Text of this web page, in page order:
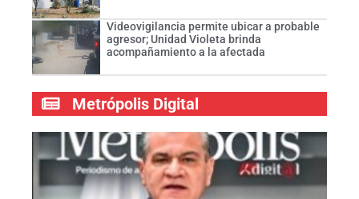
Videovigilancia permite ubicar a probable
agresor; Unidad Violeta brinda
acompañamiento a la afectada
Metrópolis Digital